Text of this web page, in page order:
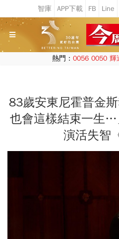
熱門： 0056 0050 輝
83歲安東尼霍普金
也會這樣結束一生
演活失智